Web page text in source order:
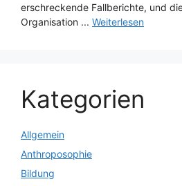
erschreckende Fallberichte, und
Organisation ... Weiterlesen
Kategorien
Allgemein
Anthroposophie
Bildung